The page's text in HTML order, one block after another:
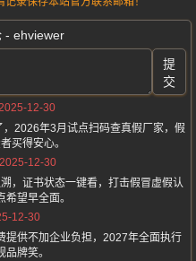
- ehviewer
提
交
12-30
2026年3月试点扫码查真假厂家，假
买得安心。
2025-12-30
，证书状态一键看，打击假冒虚假认
望早全面。
12-30
提供不加企业负担，2027年全面执行
牌笑。